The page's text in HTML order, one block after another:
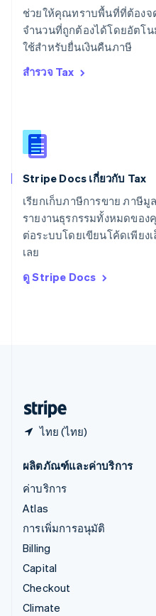
ช่วยให้คุณทราบพื้นที่ที่ต้องจ
จำนวนที่ถูกต้องได้โดยอัตโ
ใช้สำหรับยื่นเงินคืนภาษี
สำรวจ Tax
Stripe Docs เกี่ยวกับ Tax
เรียกเก็บภาษีการขาย ภาษีมู
รายงานธุรกรรมทั้งหมดขอ
ต่อระบบโดยเขียนโค้ดเพียง
เลย
ดู Stripe Docs
ไทย (ไทย)
สวิตเซอร์แลนด์
Deutsch FrançaisItaliano
สวีเดน
SvenskaEnglish
สหรัฐอเมริกา
EnglishEspañol
English
สาธารณรัฐเช็ก
สิงคโปร์
English简体中文
ออสเตรเลีย
English
ออสเตรีย
ItalianoEnglish
ผลิตภัณฑ์และค่าบริการ
ค่าบริการ
Atlas
การเพิ่มการอนุมัติ
Billing
Capital
Checkout
Climate